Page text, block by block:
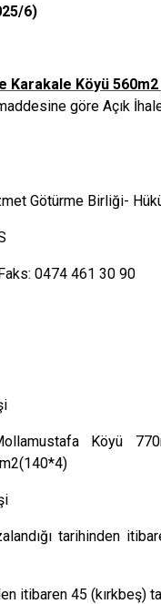
6)
Karakale Köyü
göre Açık
Götürme Birliği-
0474 461 30 90
Köyü
tarihinden
itibaren 45 (kırkbeş)